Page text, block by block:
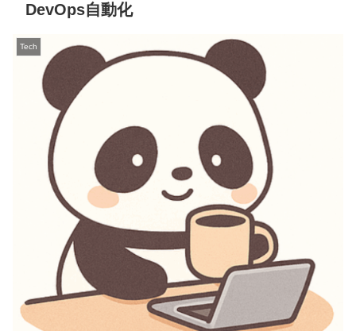
DevOps自動化
Tech